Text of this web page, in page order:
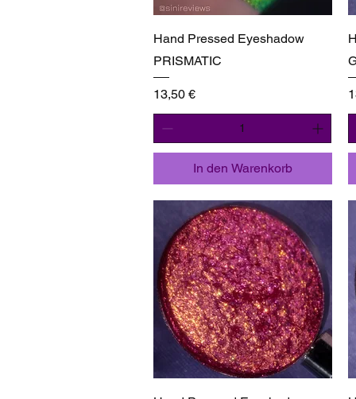
Schnellansicht
Hand Pressed Eyeshadow
PRISMATIC
Preis
13,50 €
In den Warenkorb